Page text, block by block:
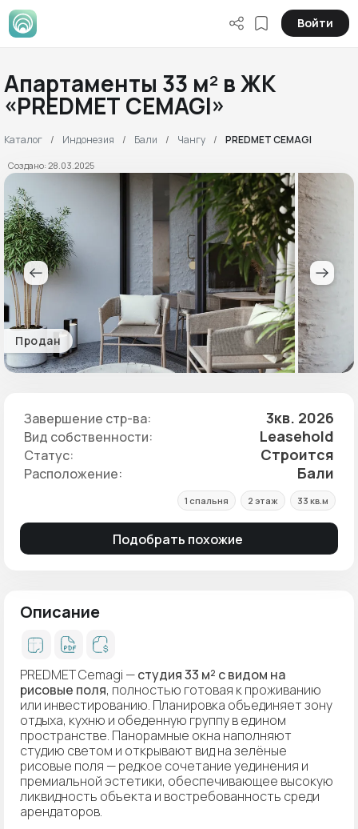
Войти
Апартаменты 33 м² в ЖК
«PREDMET CEMAGI»
Каталог Индонезия Бали Чангу PREDMET CEMAGI
Создано: 28.03.2025
Продан
Завершение стр-ва: 3кв. 2026
Вид собственности: Leasehold
Статус: Строится
Расположение: Бали
1 спальня 2 этаж 33 кв.м
Подобрать похожие
Описание
PREDMET Cemagi —студия 33 м² с видом на
рисовые поля, полностью готовая к проживанию
или инвестированию. Планировка объединяет зону
отдыха, кухню и обеденную группу в едином
пространстве. Панорамные окна наполняют
студию светом и открывают вид на зелёные
рисовые поля — редкое сочетание уединения и
премиальной эстетики, обеспечивающее высокую
ликвидность объекта и востребованность среди
арендаторов.